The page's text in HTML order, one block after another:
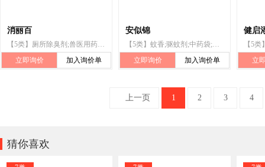
消丽百
【5类】厕所除臭剂;兽医用药;医用营养品;消毒剂;隐形眼镜清洁剂;人用药;杀虫剂;婴儿尿裤;卫生巾;急救包
立即询价
加入询价单
安似锦
【5类】蚊香;驱蚊剂;中药袋;冰箱除味剂;厕所除臭剂;成人尿布;婴儿尿裤;消毒湿巾;抗菌洗手液;汗足药
立即询价
加入询价单
健启
立
上一页 1 2 3 4
猜你喜欢